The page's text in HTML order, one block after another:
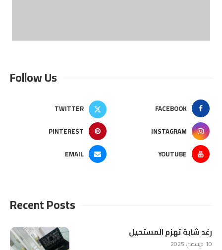
Follow Us
FACEBOOK
TWITTER
INSTAGRAM
PINTEREST
YOUTUBE
EMAIL
Recent Posts
رغد شابة تهزم المستحيل
10 ديسمبر، 2025